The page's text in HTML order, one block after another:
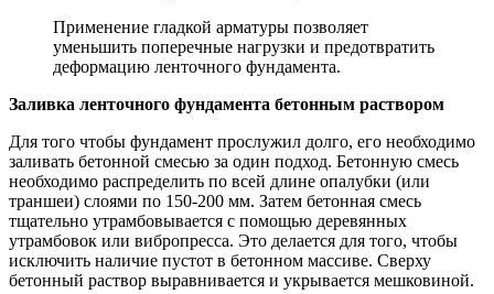
Применение гладкой арматуры позволяет
уменьшить поперечные нагрузки и предотвратить
деформацию ленточного фундамента.
Заливка ленточного фундамента бетонным раствором
Для того чтобы фундамент прослужил долго, его необходимо
заливать бетонной смесью за один подход. Бетонную смесь
необходимо распределить по всей длине опалубки (или
траншеи) слоями по 150-200 мм. Затем бетонная смесь
тщательно утрамбовывается с помощью деревянных
утрамбовок или вибропресса. Это делается для того, чтобы
исключить наличие пустот в бетонном массиве. Сверху
бетонный раствор выравнивается и укрывается мешковиной.